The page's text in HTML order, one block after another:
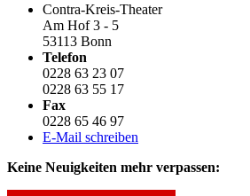
Contra-Kreis-Theater
Am Hof 3 - 5
53113 Bonn
Telefon
0228 63 23 07
0228 63 55 17
Fax
0228 65 46 97
E-Mail schreiben
Keine Neuigkeiten mehr verpassen: